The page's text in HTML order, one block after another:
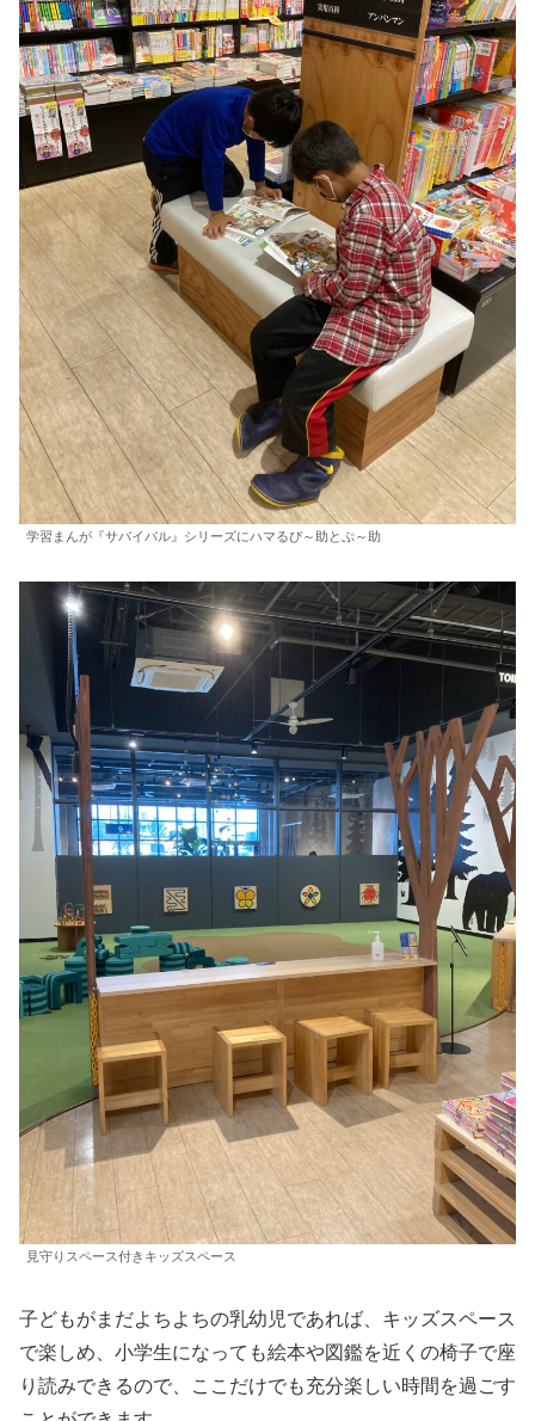
学習まんが『サバイバル』シリーズにハマるぴ～助とぷ～助
見守りスペース付きキッズスペース
子どもがまだよちよちの乳幼児であれば、キッズスペース
で楽しめ、小学生になっても絵本や図鑑を近くの椅子で座
り読みできるので、ここだけでも充分楽しい時間を過ごす